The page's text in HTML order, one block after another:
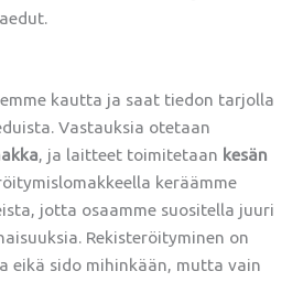
kautta ja saat tiedon tarjolla
Vastauksia otetaan
, ja laitteet toimitetaan kesän
keräämme
jotta osaamme suositella juuri
Rekisteröityminen on
eikä sido mihinkään, mutta vain